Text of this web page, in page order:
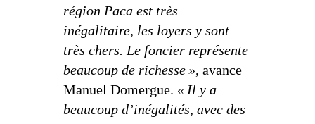
région Paca est très
inégalitaire, les loyers y sont
très chers. Le foncier représente
beaucoup de richesse », avance
Manuel Domergue. « Il y a
beaucoup d’inégalités, avec des